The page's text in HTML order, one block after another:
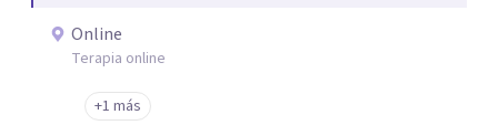
Online
Terapia online
+1 más